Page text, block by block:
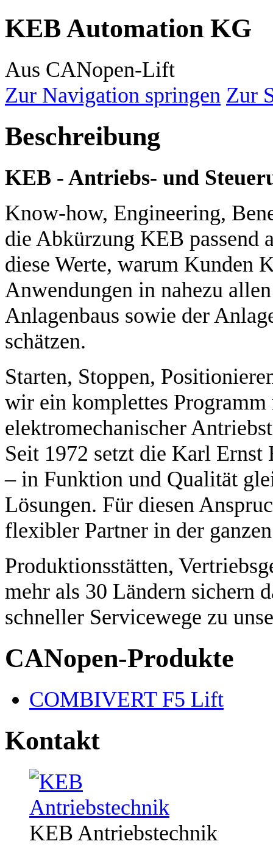
KEB Automation KG
Aus CANopen-Lift
Zur Navigation springen Zur
Beschreibung
KEB - Antriebs- und
Know-how, Engineering,
die Abkürzung KEB passend
diese Werte, warum Kunden
Anwendungen in nahezu
Anlagenbaus sowie der
schätzen.
Starten, Stoppen,
wir ein komplettes
elektromechanischer
Seit 1972 setzt die Karl
– in Funktion und Qualität
Lösungen. Für diesen
flexibler Partner in der
Produktionsstätten,
mehr als 30 Ländern sichern
schneller Servicewege zu
CANopen-Produkte
COMBIVERT F5 Lift
Kontakt
KEB Antriebstechnik